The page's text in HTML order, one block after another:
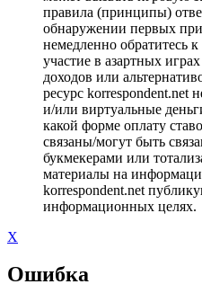
правила (принципы)
обнаружении первых
немедленно обратитесь
участие в азартных
доходов или
ресурс korrespondent.net
и/или виртуальные
какой форме оплату
связаны/могут быть
букмекерами или
материалы на
korrespondent.net
информационных целях.
X
Ошибка